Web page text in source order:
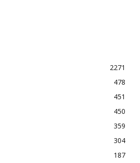
2271
478
451
450
359
304
187